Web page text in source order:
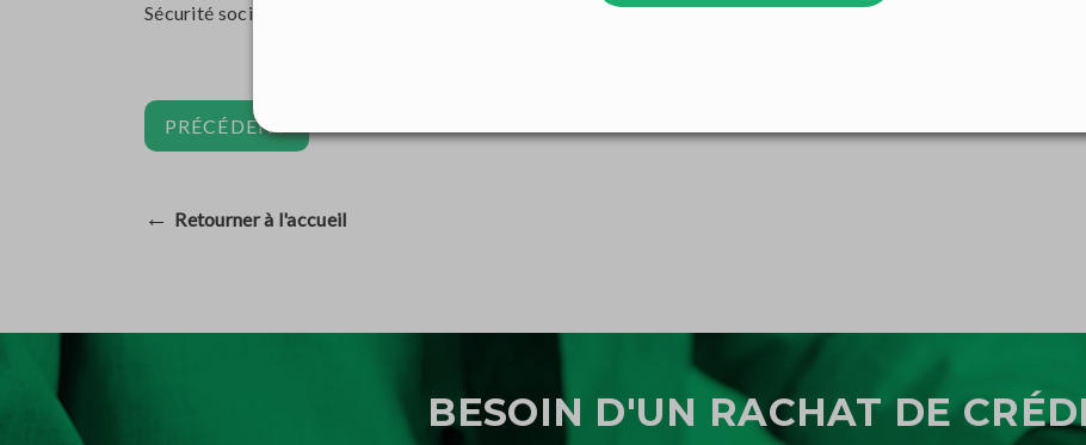
Sécurité sociale, ou encore l’administration fiscale Française.
PRÉCÉDENT
← Retourner à l'accueil
BESOIN D'UN RACHAT DE